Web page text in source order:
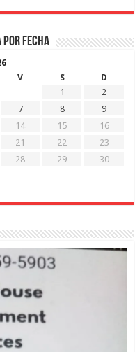
por fecha
V S
D
1
2
7 8
9
14 15
16
21 22
23
28 29
30